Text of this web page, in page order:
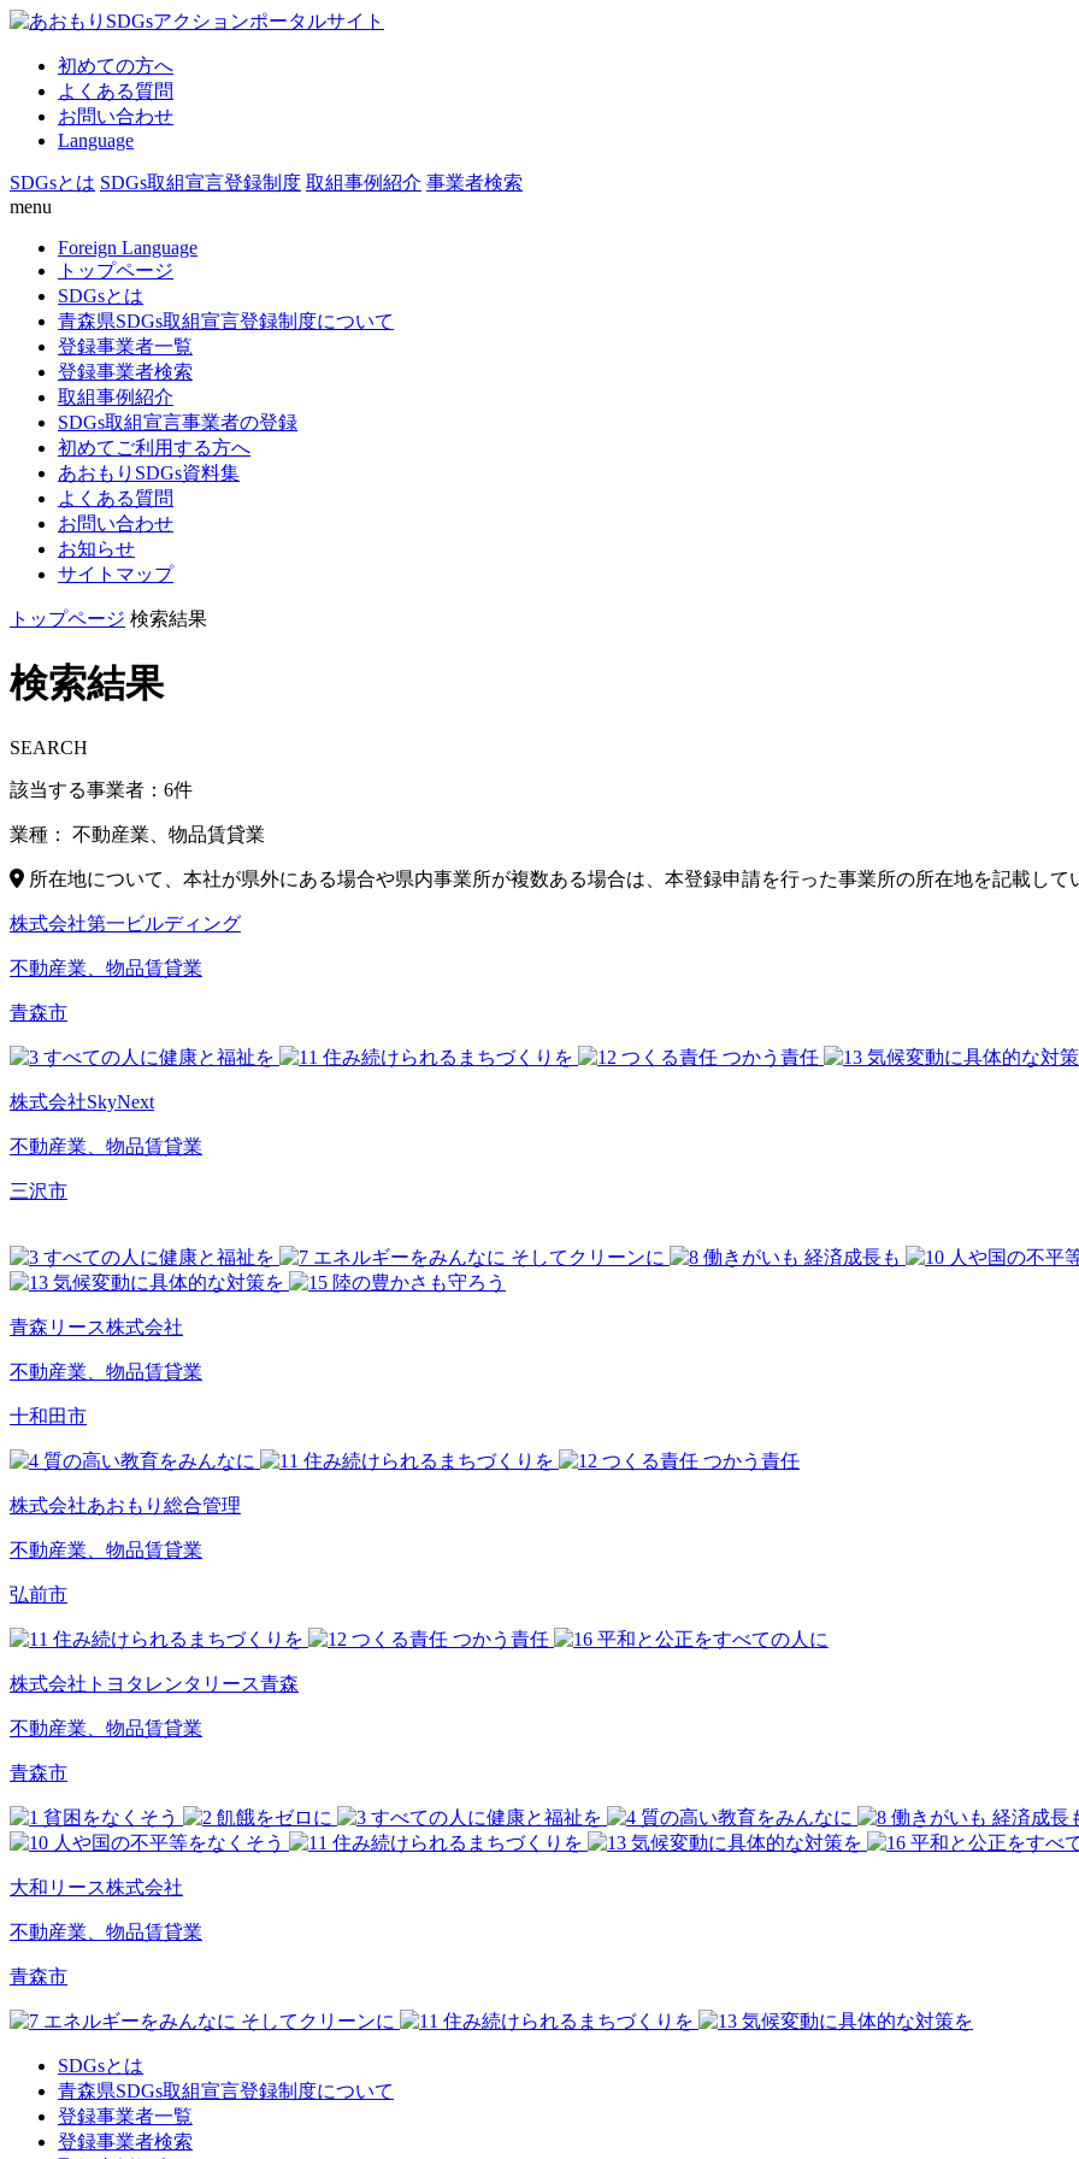
初めての方へ
よくある質問
お問い合わせ
Language
SDGsとは SDGs取組宣言登録制度 取組事例紹介 事業者検索
menu
Foreign Language
トップページ
SDGsとは
青森県SDGs取組宣言登録制度について
登録事業者一覧
登録事業者検索
取組事例紹介
SDGs取組宣言事業者の登録
初めてご利用する方へ
あおもりSDGs資料集
よくある質問
お問い合わせ
お知らせ
サイトマップ
トップページ 検索結果
検索結果
SEARCH
該当する事業者： 6件
業種： 不動産業、物品賃貸業
所在地について、本社が県外にある場合や県内事業所が複数ある場合は、本登録申請を行った事業所の所在地を記載して
株式会社第一ビルディング
不動産業、物品賃貸業
青森市
株式会社SkyNext
不動産業、物品賃貸業
三沢市
青森リース株式会社
不動産業、物品賃貸業
十和田市
株式会社あおもり総合管理
不動産業、物品賃貸業
弘前市
株式会社トヨタレンタリース青森
不動産業、物品賃貸業
青森市
大和リース株式会社
不動産業、物品賃貸業
青森市
SDGsとは
青森県SDGs取組宣言登録制度について
登録事業者一覧
登録事業者検索